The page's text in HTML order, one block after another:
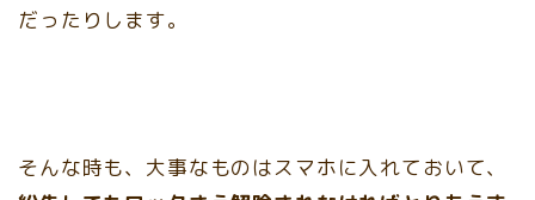
だったりします。
そんな時も、大事なものはスマホに入れておいて、